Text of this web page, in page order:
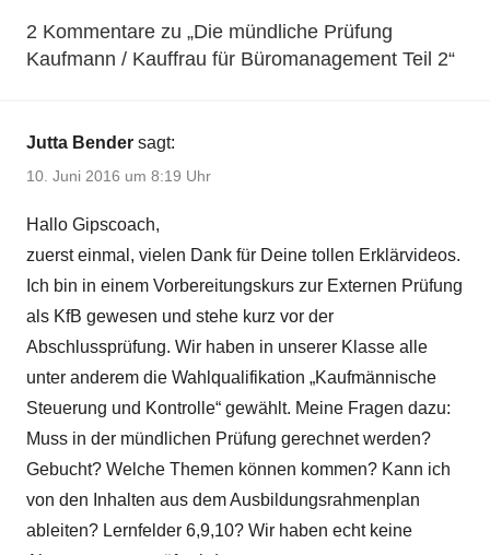
2 Kommentare zu „Die mündliche Prüfung
Kaufmann / Kauffrau für Büromanagement Teil 2“
Jutta Bender sagt:
10. Juni 2016 um 8:19 Uhr
Hallo Gipscoach,
zuerst einmal, vielen Dank für Deine tollen Erklärvideos.
Ich bin in einem Vorbereitungskurs zur Externen Prüfung
als KfB gewesen und stehe kurz vor der
Abschlussprüfung. Wir haben in unserer Klasse alle
unter anderem die Wahlqualifikation „Kaufmännische
Steuerung und Kontrolle“ gewählt. Meine Fragen dazu:
Muss in der mündlichen Prüfung gerechnet werden?
Gebucht? Welche Themen können kommen? Kann ich
von den Inhalten aus dem Ausbildungsrahmenplan
ableiten? Lernfelder 6,9,10? Wir haben echt keine